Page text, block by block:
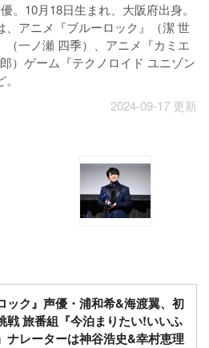
。10月18日生まれ、大阪府出身。
、アニメ『ブルーロック』（潔 世
一ノ瀬 四季）、アニメ『カミエ
）ゲーム『テクノロイド ユニゾン
2024-09-17 更新
ック』声優・浦和希&海渡翼、初
戦 旅番組『今泊まりたい!いいふ
ナレーターは神谷浩史&幸村恵理